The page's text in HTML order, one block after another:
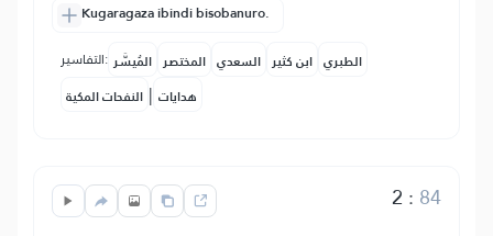
Kugaragaza ibindi bisobanuro.
التفاسير: المُيسَّر المختصر السعدي ابن كثير الطبري
النفحات المكية | هدايات
2 : 84